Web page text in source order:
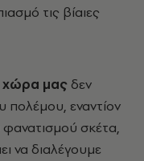
τις βίαιες
χώρα μας δεν
πολέμου, εναντίον
φανατισμού σκέτα,
να διαλέγουμε